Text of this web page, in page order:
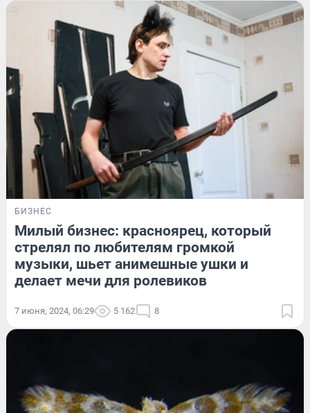
БИЗНЕС
Милый бизнес: красноярец, который
стрелял по любителям громкой
музыки, шьет анимешные ушки и
делает мечи для ролевиков
7 июня, 2024, 06:29 5 162 8